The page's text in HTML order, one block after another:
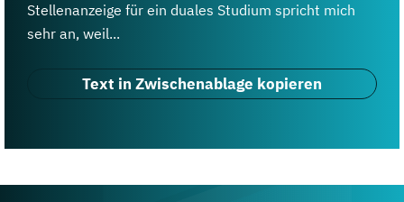
Stellenanzeige für ein duales Studium spricht mich
sehr an, weil...
Text in Zwischenablage kopieren